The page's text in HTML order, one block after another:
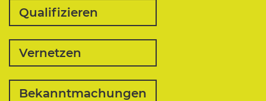
Qualifizieren
Vernetzen
Bekanntmachungen